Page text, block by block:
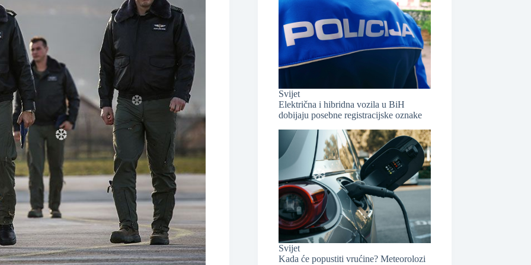
Svijet
Električna i hibridna vozila u BiH
dobijaju posebne registracijske oznake
Svijet
Kada će popustiti vrućine? Meteorolozi
❆
❆
❆
❆
❆